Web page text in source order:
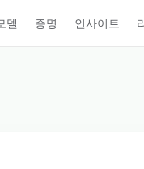
델 증명 인사이트